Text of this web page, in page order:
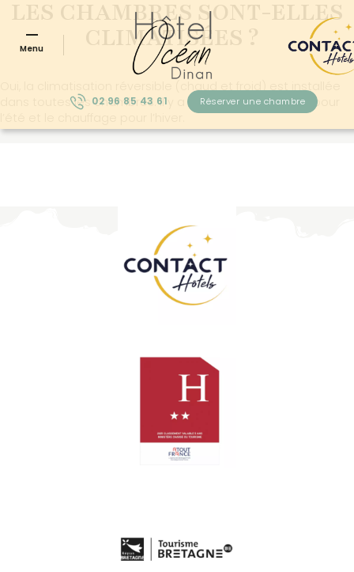
Menu
02 96 85 43 61 Réserver une chambre
LES CHAMBRES SONT-ELLES
CLIMATISÉES ?
Oui, la climatisation réversible (chaud et froid) est installée
dans toutes les chambres. Il y a donc la climatisation pour